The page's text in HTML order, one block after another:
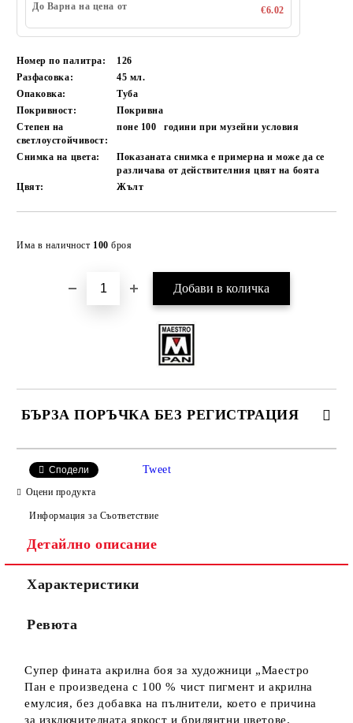
До Варна на цена от
€6.02
Номер по палитра:
126
Разфасовка:
45 мл.
Опаковка:
Туба
Покривност:
Покривна
Степен на
светлоустойчивост:
поне 100 години при музейни условия
Снимка на цвета:
Показаната снимка е примерна и може да се
различава от действителния цвят на боята
Цвят:
Жълт
Има в наличност 100 броя
БЪРЗА ПОРЪЧКА БЕЗ РЕГИСТРАЦИЯ
Сподели Tweet
Оцени продукта
Информация за Съответствие
Детайлно описание
Характеристики
Ревюта
Супер фината акрилна боя за художници „Маестро
Пан е произведена с 100 % чист пигмент и акрилна
емулсия, без добавка на пълнители, което е причина
за изключителната яркост и брилянтни цветове.